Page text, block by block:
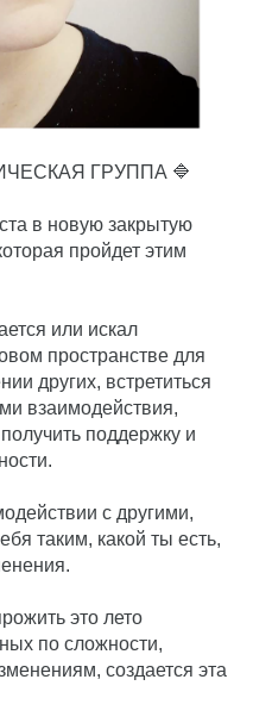
ГРУППА 🔷
в новую закрытую
пройдет этим
или искал
пространстве для
других, встретиться
взаимодействия,
поддержку и
с другими,
таким, какой ты есть,
это лето
по сложности,
создается эта